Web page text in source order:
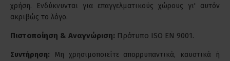
χρήση. Ενδύκνυνται για επαγγελματικούς χώρους γι' αυτόν
ακριβώς το λόγο.
Πιστοποίηση & Αναγνώριση: Πρότυπο ISO EN 9001.
Συντήρηση: Μη χρησιμοποιείτε απορρυπαντικά, καυστικά ή